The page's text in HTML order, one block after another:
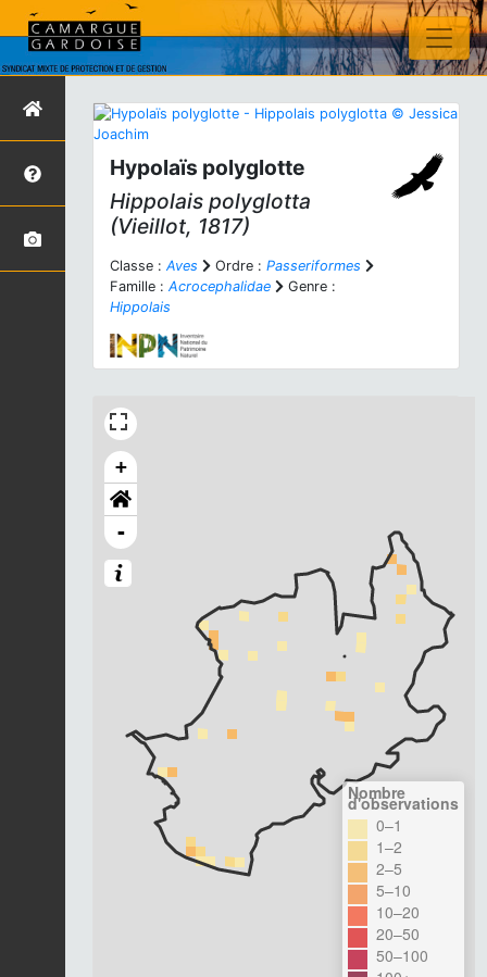
Hypolaïs polyglotte
Hippolais polyglotta
(Vieillot, 1817)
Classe : Aves Ordre : Passeriformes
Famille : Acrocephalidae
Genre :
Hippolais
+
-
Nombre
d'observations
0–1
1–2
2–5
5–10
10–20
20–50
50–100